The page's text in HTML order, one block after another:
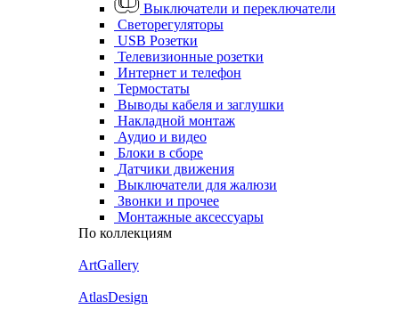
Выключатели и переключатели
Светорегуляторы
USB Розетки
Телевизионные розетки
Интернет и телефон
Термостаты
Выводы кабеля и заглушки
Накладной монтаж
Аудио и видео
Блоки в сборе
Датчики движения
Выключатели для жалюзи
Звонки и прочее
Монтажные аксессуары
По коллекциям
ArtGallery
AtlasDesign